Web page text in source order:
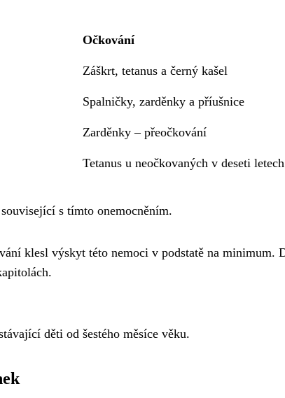
Očkování
Záškrt, tetanus a černý kašel
Spalničky, zarděnky a příušnice
Zarděnky – přeočkování
Tetanus u neočkovaných v deseti letech
s tímto onemocněním.
klesl výskyt této nemoci v podstatě na minimum.
děti od šestého měsíce věku.